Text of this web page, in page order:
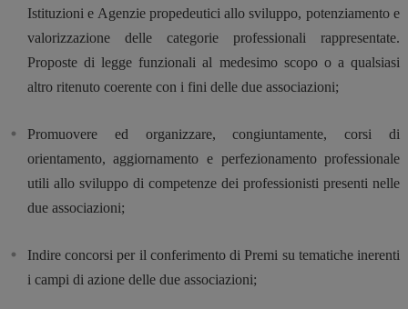
Istituzioni e Agenzie propedeutici allo sviluppo, potenziamento e
valorizzazione delle categorie professionali rappresentate.
Proposte di legge funzionali al medesimo scopo o a qualsiasi
altro ritenuto coerente con i fini delle due associazioni;
Promuovere ed organizzare, congiuntamente, corsi di
orientamento, aggiornamento e perfezionamento professionale
utili allo sviluppo di competenze dei professionisti presenti nelle
due associazioni;
Indire concorsi per il conferimento di Premi su tematiche inerenti
i campi di azione delle due associazioni;